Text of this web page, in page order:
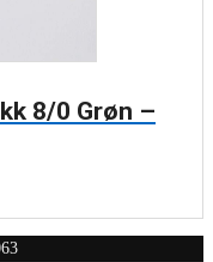
8/0 Grøn –